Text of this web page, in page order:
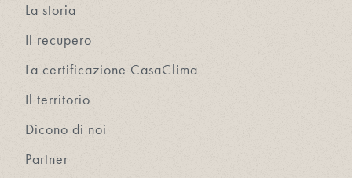
La storia
Il recupero
La certificazione CasaClima
Il territorio
Dicono di noi
Partner